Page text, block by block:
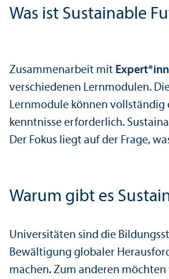
Was ist Sustainable
Zusammenarbeit mit
verschiedenen Lernmodulen.
Lernmodule können vollständig
kenntnisse erforderlich.
Der Fokus liegt auf der Frage,
Warum gibt es
Universitäten sind die
Bewältigung globaler
machen. Zum anderen